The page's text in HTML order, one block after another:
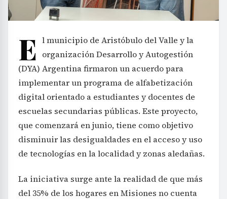
E l municipio de Aristóbulo del Valle y la
organización Desarrollo y Autogestión
(DYA) Argentina firmaron un acuerdo para
implementar un programa de alfabetización
digital orientado a estudiantes y docentes de
escuelas secundarias públicas. Este proyecto,
que comenzará en junio, tiene como objetivo
disminuir las desigualdades en el acceso y uso
de tecnologías en la localidad y zonas aledañas.
La iniciativa surge ante la realidad de que más
del 35% de los hogares en Misiones no cuenta